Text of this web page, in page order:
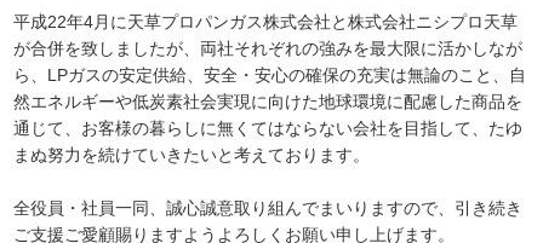
平成22年4月に天草プロパンガス株式会社と株式会社ニシプロ天草
が合併を致しましたが、両社それぞれの強みを最大限に活かしなが
ら、LPガスの安定供給、安全・安心の確保の充実は無論のこと、自
然エネルギーや低炭素社会実現に向けた地球環境に配慮した商品を
通じて、お客様の暮らしに無くてはならない会社を目指して、たゆ
まぬ努力を続けていきたいと考えております。
全役員・社員一同、誠心誠意取り組んでまいりますので、引き続き
ご支援ご愛顧賜りますようよろしくお願い申し上げます。